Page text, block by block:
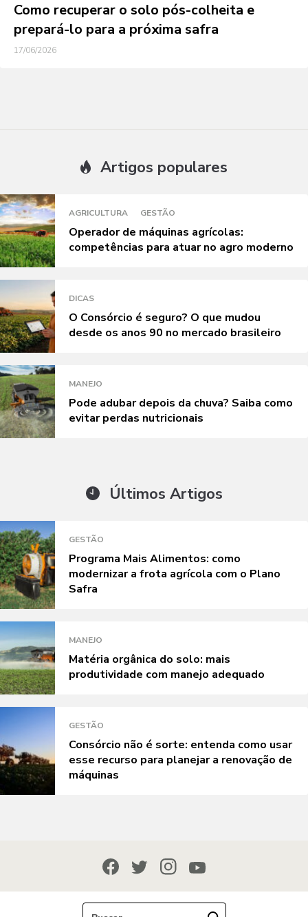
Como recuperar o solo pós-colheita e
prepará-lo para a próxima safra
17/06/2026
Artigos populares
AGRICULTURA GESTÃO
Operador de máquinas agrícolas:
competências para atuar no agro moderno
DICAS
O Consórcio é seguro? O que mudou
desde os anos 90 no mercado brasileiro
MANEJO
Pode adubar depois da chuva? Saiba como
evitar perdas nutricionais
Últimos Artigos
GESTÃO
Programa Mais Alimentos: como
modernizar a frota agrícola com o Plano
Safra
MANEJO
Matéria orgânica do solo: mais
produtividade com manejo adequado
GESTÃO
Consórcio não é sorte: entenda como usar
esse recurso para planejar a renovação de
máquinas